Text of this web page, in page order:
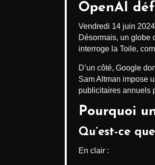
OpenAI
Vendredi 14 juin
Désormais, un globe
interroge la Toile,
D’un côté, Google
Sam Altman impose
publicitaires annuels
Pourquoi
Qu’est-ce
En clair :